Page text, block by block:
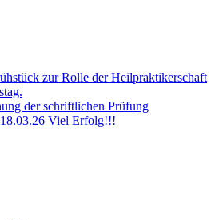
zur Rolle der Heilpraktikerschaft
der schriftlichen Prüfung
Viel Erfolg!!!